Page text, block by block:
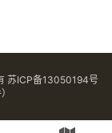
苏ICP备13050194号